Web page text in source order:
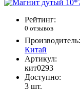
Рейтинг:
0 отзывов
Производитель:
Китай
Артикул:
кит0293
Доступно:
3 шт.